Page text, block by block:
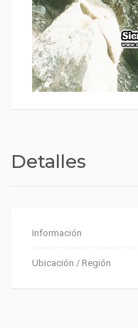
Detalles
Información
Ubicación / Región